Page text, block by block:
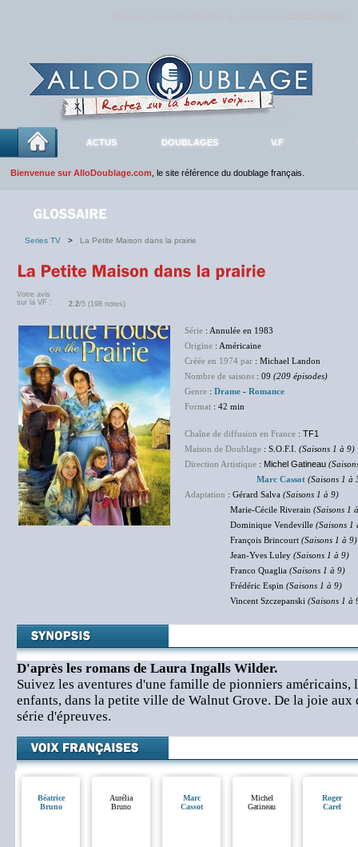
ACTUS DOUBLAGES V.F
Bienvenue sur AlloDoublage.com , le site référence du doublage français.
Series TV > La Petite Maison dans la prairie
Votre avis
sur la VF :
2.2/5 (198 notes)
Série : Annulée en 1983
Origine : Américaine
Créée en 1974 par : Michael Landon
Nombre de saisons : 09 (209 épisodes)
Genre : Drame - Romance
Format : 42 min
Chaîne de diffusion en France : TF1
Maison de Doublage : S.O.F.I. (Saisons 1 à 9)
Direction Artistique : Michel Gatineau
Marc Cassot (Saisons 1 à
Adaptation : Gérard Salva (Saisons 1 à 9)
Marie-Cécile Riverain (Saisons 1
Dominique Vendeville (Saisons 1
François Brincourt (Saisons 1 à 9)
Jean-Yves Luley (Saisons 1 à 9)
Franco Quaglia (Saisons 1 à 9)
Frédéric Espin (Saisons 1 à 9)
Vincent Szczepanski (Saisons 1 à
D'après les romans de Laura Ingalls Wilder.
Suivez les aventures d'une famille de pionniers américains,
enfants, dans la petite ville de Walnut Grove. De la joie aux
série d'épreuves.
Béatrice
Bruno
Aurélia
Bruno
Marc
Cassot
Michel
Gatineau
Roger
Carel